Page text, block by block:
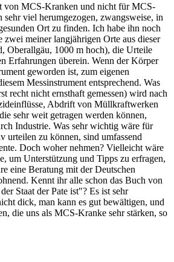
von MCS-Kranken und nicht für MCS-
viel herumgezogen, zwangsweise, in
Ort zu finden. Ich habe ihn noch
zwei meiner langjährigen Orte aus dieser
Oberallgäu, 1000 m hoch), die Urteile
Erfahrungen überein. Wenn der Körper
geworden ist, zum eigenen
Messinstrument entsprechend. Was
recht nicht ernsthaft gemessen) wird nach
Abdrift von Müllkraftwerken
sehr weit getragen werden können,
Industrie. Was sehr wichtig wäre für
urteilen zu können, sind umfassend
Doch woher nehmen? Vielleicht wäre
um Unterstützung und Tipps zu erfragen,
eine Beratung mit der Deutschen
Kennt ihr alle schon das Buch von
Staat der Pate ist"? Es ist sehr
dick, man kann es gut bewältigen, und
die uns als MCS-Kranke sehr stärken, so